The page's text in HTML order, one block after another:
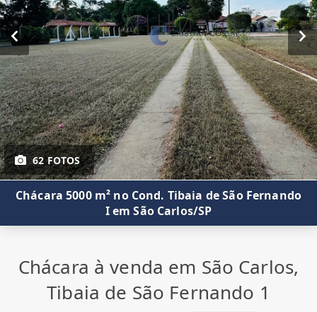
62 FOTOS
Chácara 5000 m² no Cond. Tibaia de São Fernando
I em São Carlos/SP
Chácara à venda em São Carlos,
Tibaia de São Fernando 1